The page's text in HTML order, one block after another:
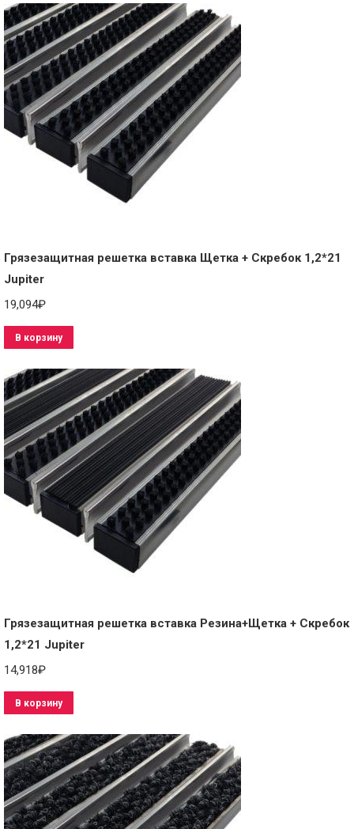
Грязезащитная решетка вставка Щетка + Скребок 1,2*21
Jupiter
19,094₽
В корзину
Грязезащитная решетка вставка Резина+Щетка + Скребок
1,2*21 Jupiter
14,918₽
В корзину